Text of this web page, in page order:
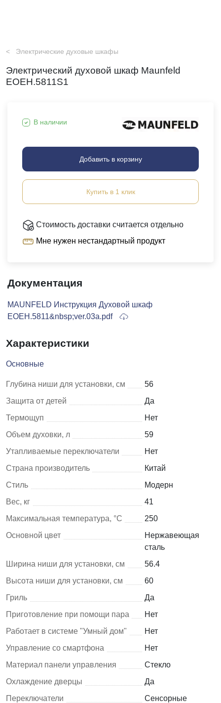
Электрические духовые шкафы
Электрический духовой шкаф Maunfeld
EOEH.5811S1
Документация
MAUNFELD Инструкция Духовой шкаф
EOEH.5811&nbsp;ver.03a.pdf
В наличии
Добавить в корзину
Купить в 1 клик
Стоимость доставки считается отдельно
Мне нужен нестандартный продукт
Характеристики
Основные
Глубина ниши для установки, см
56
Защита от детей
Да
Термощуп
Нет
Объем духовки, л
59
Утапливаемые переключатели
Нет
Страна производитель
Китай
Стиль
Модерн
Вес, кг
41
Максимальная температура, °C
250
Основной цвет
Нержавеющая
сталь
Ширина ниши для установки, см
56.4
Высота ниши для установки, см
60
Гриль
Да
Приготовление при помощи пара
Нет
Работает в системе "Умный дом"
Нет
Управление со смартфона
Нет
Материал панели управления
Стекло
Охлаждение дверцы
Да
Переключатели
Сенсорные